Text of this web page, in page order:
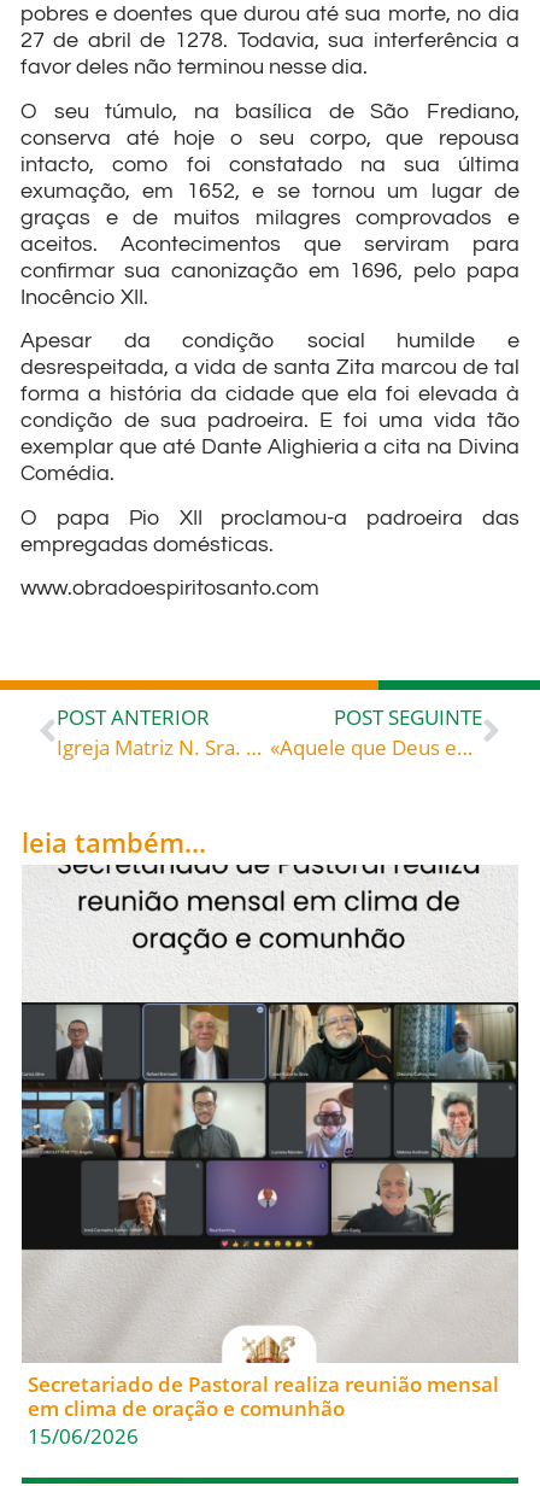
pobres e doentes que durou até sua morte, no dia
27 de abril de 1278. Todavia, sua interferência a
favor deles não terminou nesse dia.
O seu túmulo, na basílica de São Frediano,
conserva até hoje o seu corpo, que repousa
intacto, como foi constatado na sua última
exumação, em 1652, e se tornou um lugar de
graças e de muitos milagres comprovados e
aceitos. Acontecimentos que serviram para
confirmar sua canonização em 1696, pelo papa
Inocêncio XII.
Apesar da condição social humilde e
desrespeitada, a vida de santa Zita marcou de tal
forma a história da cidade que ela foi elevada à
condição de sua padroeira. E foi uma vida tão
exemplar que até Dante Alighieria a cita na Divina
Comédia.
O papa Pio XII proclamou-a padroeira das
empregadas domésticas.
www.obradoespiritosanto.com
POST ANTERIOR
Igreja Matriz N. Sra. do Rosário, Barracão, Gaspar, inaugurará reformas com presença de Dom Rafael
POST SEGUINTE
«Aquele que Deus enviou diz palavras de Deus» – Simeão, o Novo Teólogo (c. 949-1022), monge grego
leia também...
Secretariado de Pastoral realiza reunião mensal
em clima de oração e comunhão
15/06/2026